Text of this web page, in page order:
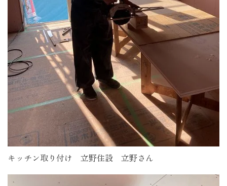
キッチン取り付け 立野住設 立野さん